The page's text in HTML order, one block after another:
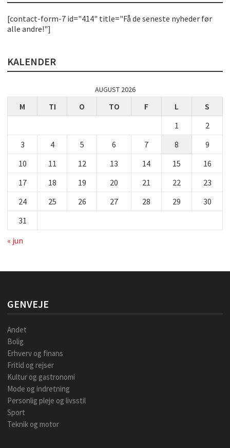
[contact-form-7 id="414" title="Få de seneste nyheder før
alle andre!"]
KALENDER
AUGUST 2026
M TI O TO F L
S
1
2
3
4 5 6 7 8
9
10
11 12 13 14 15
16
17
18 19 20 21 22
23
24
25 26 27 28 29
30
31
« jun
GENVEJE
Andet
Bolig
Erhverv og finans
Fritid og rejser
Kultur og gastronomi
Mode og indretning
Personlig pleje og livsstil
Sport
Teknik og motor